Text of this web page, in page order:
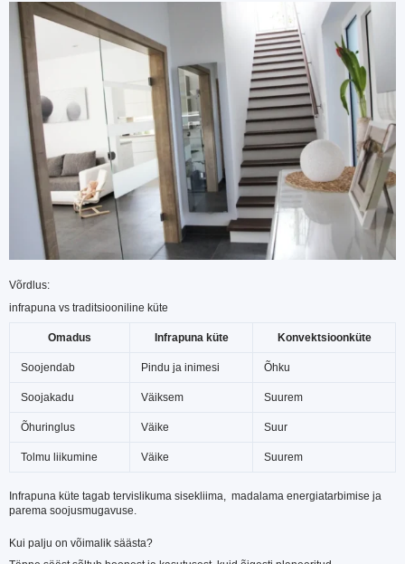
Võrdlus:
infrapuna vs traditsiooniline küte
Omadus Infrapuna küte Konvektsioonküte
Soojendab Pindu ja inimesi Õhku
Soojakadu Väiksem Suurem
Õhuringlus Väike Suur
Tolmu liikumine Väike Suurem
Infrapuna küte tagab tervislikuma sisekliima, madalama energiatarbimise ja
parema soojusmugavuse.
Kui palju on võimalik säästa?